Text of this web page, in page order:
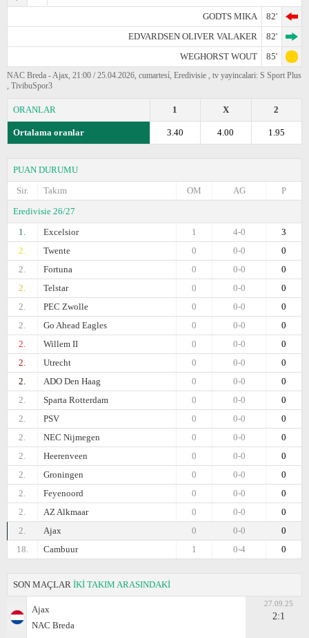
GODTS MIKA
82'
EDVARDSEN OLIVER VALAKER
82'
WEGHORST WOUT
85'
NAC Breda - Ajax, 21:00 / 25.04.2026, cumartesi̇, Eredivisie , tv yayincalari: S Sport Plus
, TivibuSpor3
ORANLAR 2
X
1
Ortalama oranlar 1.95
4.00
3.40
PUAN DURUMU
Sir.
Takım P
AG
OM
Eredivisie 26/27
1.
Excelsior 3
4-0
1
2.
Twente 0
0-0
0
2.
Fortuna 0
0-0
0
2.
Telstar 0
0-0
0
2.
PEC Zwolle 0
0-0
0
2.
Go Ahead Eagles 0
0-0
0
2.
Willem II 0
0-0
0
2.
Utrecht 0
0-0
0
2.
ADO Den Haag 0
0-0
0
2.
Sparta Rotterdam 0
0-0
0
2.
PSV 0
0-0
0
2.
NEC Nijmegen 0
0-0
0
2.
Heerenveen 0
0-0
0
2.
Groningen 0
0-0
0
2.
Feyenoord 0
0-0
0
2.
AZ Alkmaar 0
0-0
0
2.
Ajax 0
0-0
0
18.
Cambuur 0
0-4
1
SON MAÇLAR İKİ TAKIM ARASINDAKİ
Ajax
NAC Breda
27.09.25
2:1